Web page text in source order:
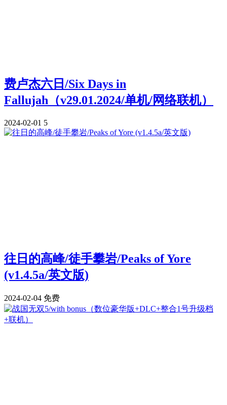
费卢杰六日/Six Days in
Fallujah（v29.01.2024/单机/网络联机）
2024-02-01 5
往日的高峰/徒手攀岩/Peaks of Yore
(v1.4.5a/英文版)
2024-02-04 免费